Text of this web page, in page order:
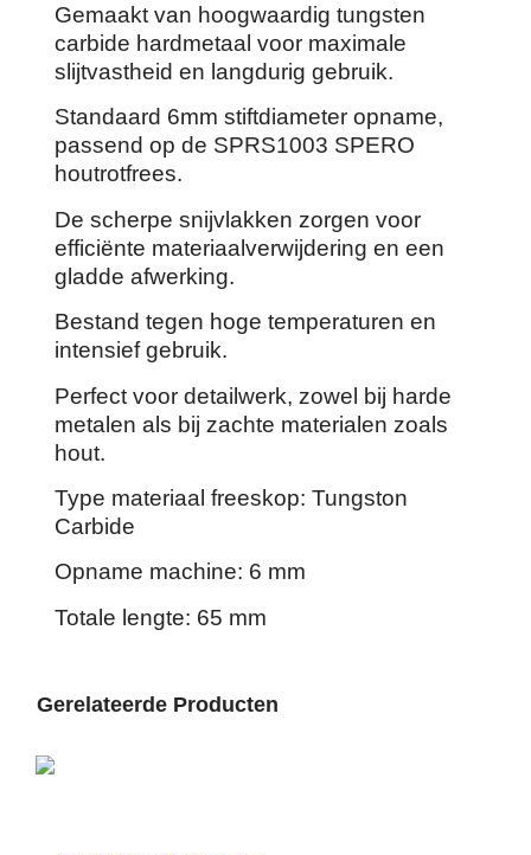
Gemaakt van hoogwaardig tungsten
carbide hardmetaal voor maximale
slijtvastheid en langdurig gebruik.
Standaard 6mm stiftdiameter opname,
passend op de SPRS1003 SPERO
houtrotfrees.
De scherpe snijvlakken zorgen voor
efficiënte materiaalverwijdering en een
gladde afwerking.
Bestand tegen hoge temperaturen en
intensief gebruik.
Perfect voor detailwerk, zowel bij harde
metalen als bij zachte materialen zoals
hout.
Type materiaal freeskop: Tungston
Carbide
Opname machine: 6 mm
Totale lengte: 65 mm
Gerelateerde Producten